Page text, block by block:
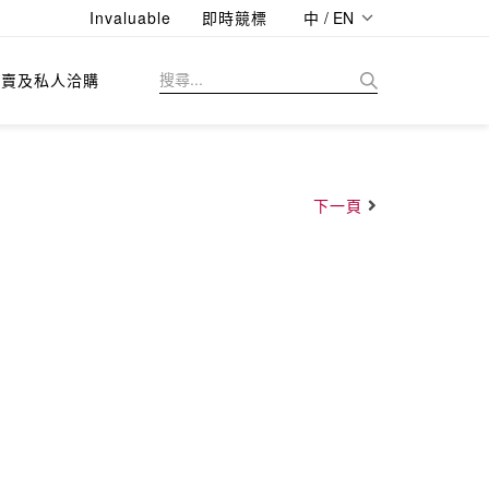
Invaluable 即時競標 中 / EN
及私人洽購
下一頁